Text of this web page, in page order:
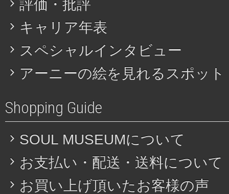
評価・批評
キャリア年表
スペシャルインタビュー
アーニーの絵を見れるスポット
Shopping Guide
SOUL MUSEUMについて
お支払い・配送・送料について
お買い上げ頂いたお客様の声